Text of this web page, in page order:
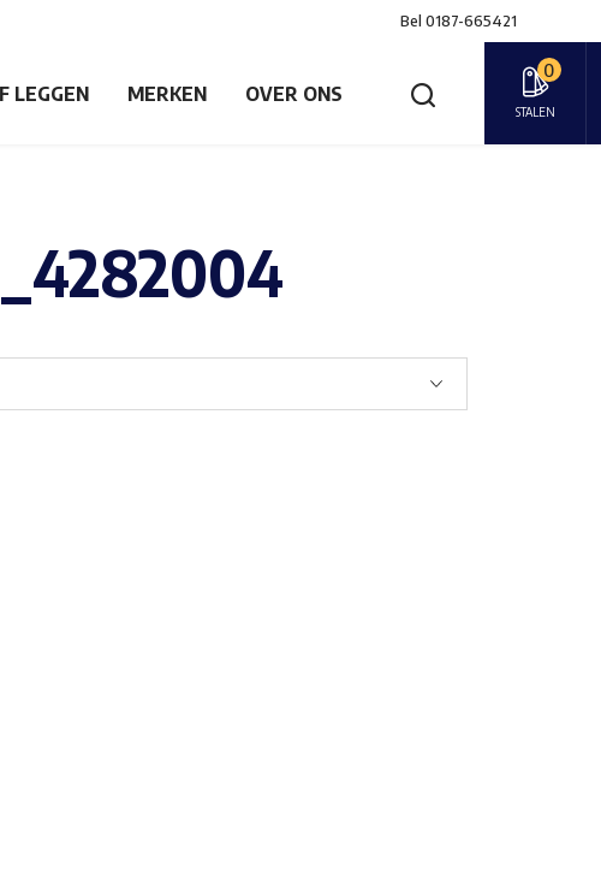
Bel 0187-665421
LEGGEN MERKEN OVER ONS
0
STALEN